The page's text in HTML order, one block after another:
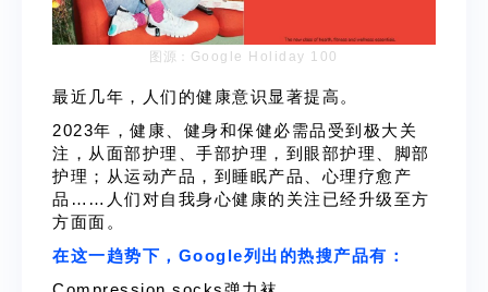
图源： Google Holiday 100
最近几年，人们的健康意识显著提高。
2023年，健康、健身和保健必需品受到极大关
注，从面部护理、手部护理，到眼部护理、脚部
护理；从运动产品，到睡眠产品、心理疗愈产
品……人们对自我身心健康的关注已经升级至方
方面面。
在这一趋势下，Google列出的热搜产品有：